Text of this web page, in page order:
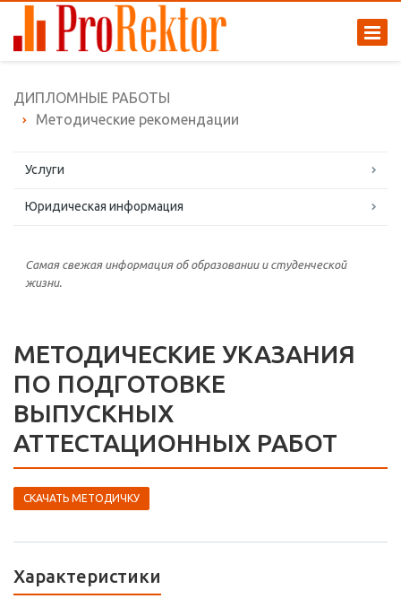
ДИПЛОМНЫЕ РАБОТЫ
Методические рекомендации
Услуги
Юридическая информация
Самая свежая информация об образовании и студенческой
жизни.
МЕТОДИЧЕСКИЕ УКАЗАНИЯ
ПО ПОДГОТОВКЕ
ВЫПУСКНЫХ
АТТЕСТАЦИОННЫХ РАБОТ
СКАЧАТЬ МЕТОДИЧКУ
Характеристики